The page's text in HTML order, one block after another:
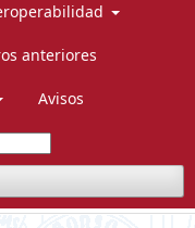
anteriores
Avisos